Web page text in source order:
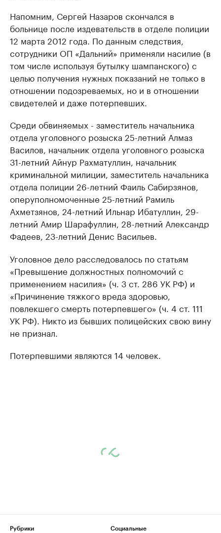
Напомним, Сергей Назаров скончался в
больнице после издевательств в отделе полиции
12 марта 2012 года. По данным следствия,
сотрудники ОП «Дальний» применяли насилие (в
том числе используя бутылку шампанского) с
целью получения нужных показаний не только в
отношении подозреваемых, но и в отношении
свидетелей и даже потерпевших.
Среди обвиняемых - заместитель начальника
отдела уголовного розыска 25-летний Алмаз
Василов, начальник отдела уголовного розыска
31-летний Айнур Рахматуллин, начальник
криминальной милиции, заместитель начальника
отдела полиции 26-летний Фаиль Сабирзянов,
оперуполномоченные 25-летний Рамиль
Ахметзянов, 24-летний Ильнар Ибатуллин, 29-
летний Амир Шарафуллин, 28-летний Александр
Фадеев, 23-летний Денис Васильев.
Уголовное дело расследовалось по статьям
«Превышение должностных полномочий с
применением насилия» (ч. 3 ст. 286 УК РФ) и
«Причинение тяжкого вреда здоровью,
повлекшего смерть потерпевшего» (ч. 4 ст. 111
УК РФ). Никто из бывших полицейских свою вину
не признал.
Потерпевшими являются 14 человек.
Рубрики
Социальные